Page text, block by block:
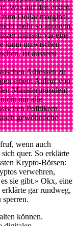
Was auf den ersten
Dollar marginal.
mehr so anonym,
müssen via eine
kann inzwischen
ist äusserst
Adressen zu
einem Aufruf von
Ministerpräsident
nur alle
Politikern
gewöhnliche
wenn auch
quer. So erklärte
Krypto-Börsen:
verwehren,
sie gibt.» Okx, eine
gar rundweg,
sperren.
können.